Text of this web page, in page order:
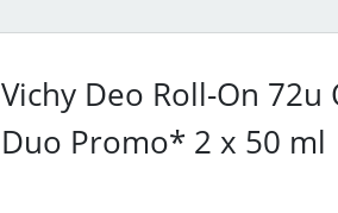
Vichy Deo Roll-On
Duo Promo* 2 x 50 ml